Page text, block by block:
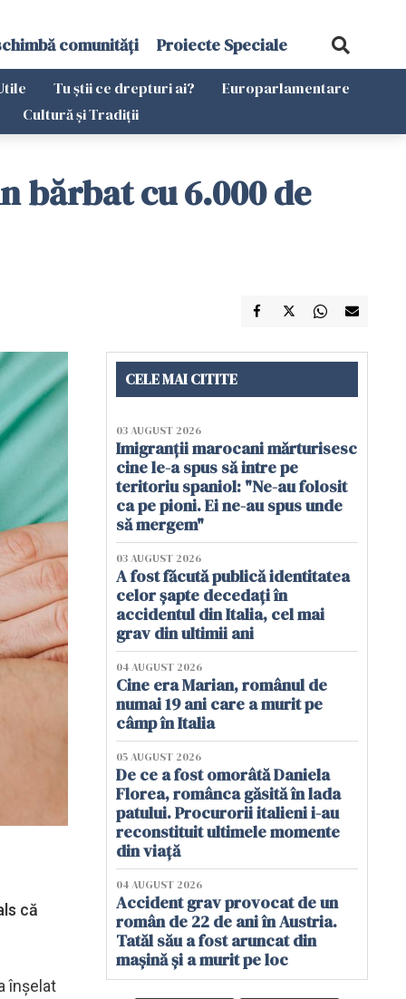
comunități Proiecte Speciale
Tu știi ce drepturi ai?
Europarlamentare
Cultură și Tradiții
bărbat cu 6.000 de
că
înşelat
CELE MAI CITITE
03 AUGUST 2026
Imigranții marocani mărturisesc
cine le-a spus să intre pe
teritoriu spaniol: "Ne-au folosit
ca pe pioni. Ei ne-au spus unde
să mergem"
03 AUGUST 2026
A fost făcută publică identitatea
celor șapte decedați în
accidentul din Italia, cel mai
grav din ultimii ani
04 AUGUST 2026
Cine era Marian, românul de
numai 19 ani care a murit pe
câmp în Italia
05 AUGUST 2026
De ce a fost omorâtă Daniela
Florea, românca găsită în lada
patului. Procurorii italieni i-au
reconstituit ultimele momente
din viață
04 AUGUST 2026
Accident grav provocat de un
român de 22 de ani în Austria.
Tatăl său a fost aruncat din
mașină și a murit pe loc